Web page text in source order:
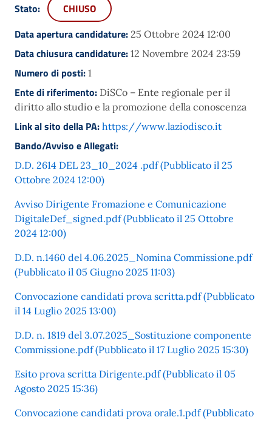
Stato:
CHIUSO
Data apertura candidature: 25 Ottobre 2024 12:00
Data chiusura candidature: 12 Novembre 2024 23:59
Numero di posti: 1
Ente di riferimento: DiSCo – Ente regionale per il
diritto allo studio e la promozione della conoscenza
Link al sito della PA: https://www.laziodisco.it
Bando/Avviso e Allegati:
D.D. 2614 DEL 23_10_2024 .pdf (Pubblicato il 25
Ottobre 2024 12:00)
Avviso Dirigente Fromazione e Comunicazione
DigitaleDef_signed.pdf (Pubblicato il 25 Ottobre
2024 12:00)
D.D. n.1460 del 4.06.2025_Nomina Commissione.pdf
(Pubblicato il 05 Giugno 2025 11:03)
Convocazione candidati prova scritta.pdf (Pubblicato
il 14 Luglio 2025 13:00)
D.D. n. 1819 del 3.07.2025_Sostituzione componente
Commissione.pdf (Pubblicato il 17 Luglio 2025 15:30)
Esito prova scritta Dirigente.pdf (Pubblicato il 05
Agosto 2025 15:36)
Convocazione candidati prova orale.1.pdf (Pubblicato